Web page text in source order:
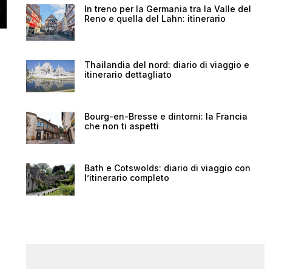
In treno per la Germania tra la Valle del
Reno e quella del Lahn: itinerario
Thailandia del nord: diario di viaggio e
itinerario dettagliato
Bourg-en-Bresse e dintorni: la Francia
che non ti aspetti
Bath e Cotswolds: diario di viaggio con
l’itinerario completo